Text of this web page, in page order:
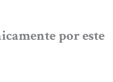
por este